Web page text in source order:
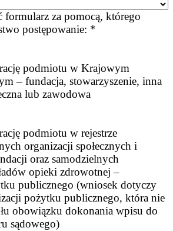
formularz za pomocą, którego
postępowanie: *
podmiotu w Krajowym
– fundacja, stowarzyszenie, inna
lub zawodowa
podmiotu w rejestrze
organizacji społecznych i
oraz samodzielnych
opieki zdrowotnej –
publicznego (wniosek dotyczy
pożytku publicznego, która nie
obowiązku dokonania wpisu do
sądowego)